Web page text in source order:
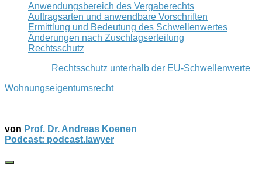
Anwendungsbereich des Vergaberechts
Auftragsarten und anwendbare Vorschriften
Ermittlung und Bedeutung des Schwellenwertes
Änderungen nach Zuschlagserteilung
Rechtsschutz
Rechtsschutz unterhalb der EU-Schwellenwerte
Wohnungseigentumsrecht
von Prof. Dr. Andreas Koenen
Podcast: podcast.lawyer